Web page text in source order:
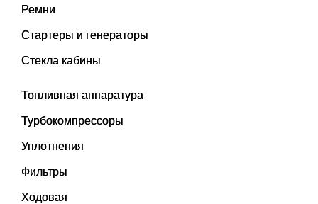
Ремни
Стартеры и генераторы
Стекла кабины
Топливная аппаратура
Турбокомпрессоры
Уплотнения
Фильтры
Ходовая